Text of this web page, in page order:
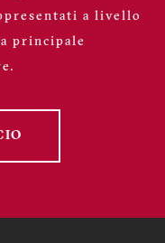
a livello
principale